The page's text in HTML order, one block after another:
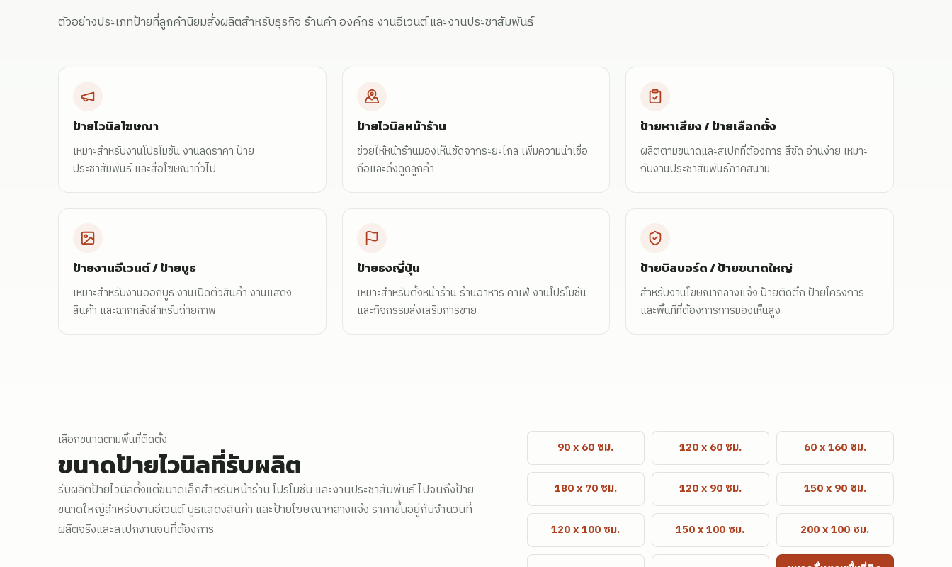
ตัวอย่างประเภทป้ายที่ลูกค้านิยมสั่งผลิตสำหรับธุรกิจ ร้านค้า องค์กร งานอีเวนต์ และงานประชาสัมพันธ์
ป้ายไวนิลโฆษณา
เหมาะสำหรับงานโปรโมชัน งานลดราคา ป้าย
ประชาสัมพันธ์ และสื่อโฆษณาทั่วไป
ป้ายไวนิลหน้าร้าน
ช่วยให้หน้าร้านมองเห็นชัดจากระยะไกล เพิ่มความน่าเชื่อ
ถือและดึงดูดลูกค้า
ป้ายหาเสียง / ป้ายเลือกตั้ง
ผลิตตามขนาดและสเปกที่ต้องการ สีชัด อ่านง่าย เหมาะ
กับงานประชาสัมพันธ์ภาคสนาม
ป้ายงานอีเวนต์ / ป้ายบูธ
เหมาะสำหรับงานออกบูธ งานเปิดตัวสินค้า งานแสดง
สินค้า และฉากหลังสำหรับถ่ายภาพ
ป้ายธงญี่ปุ่น
เหมาะสำหรับตั้งหน้าร้าน ร้านอาหาร คาเฟ่ งานโปรโมชัน
และกิจกรรมส่งเสริมการขาย
ป้ายบิลบอร์ด / ป้ายขนาดใหญ่
สำหรับงานโฆษณากลางแจ้ง ป้ายติดตึก ป้ายโครงการ
และพื้นที่ที่ต้องการการมองเห็นสูง
เลือกขนาดตามพื้นที่ติดตั้ง
ขนาดป้ายไวนิลที่รับผลิต
รับผลิตป้ายไวนิลตั้งแต่ขนาดเล็กสำหรับหน้าร้าน โปรโมชัน และงานประชาสัมพันธ์ ไปจนถึงป้าย
ขนาดใหญ่สำหรับงานอีเวนต์ บูธแสดงสินค้า และป้ายโฆษณากลางแจ้ง ราคาขึ้นอยู่กับจำนวนที่
ผลิตจริงและสเปกงานจบที่ต้องการ
90 x 60 ซม. 120 x 60 ซม. 60 x 160 ซม.
180 x 70 ซม. 120 x 90 ซม. 150 x 90 ซม.
120 x 100 ซม. 150 x 100 ซม. 200 x 100 ซม.